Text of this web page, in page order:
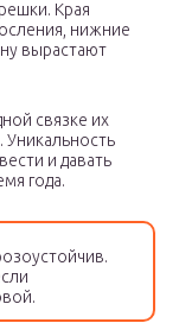
Края
нижние
вырастают
связке их
и давать
года.